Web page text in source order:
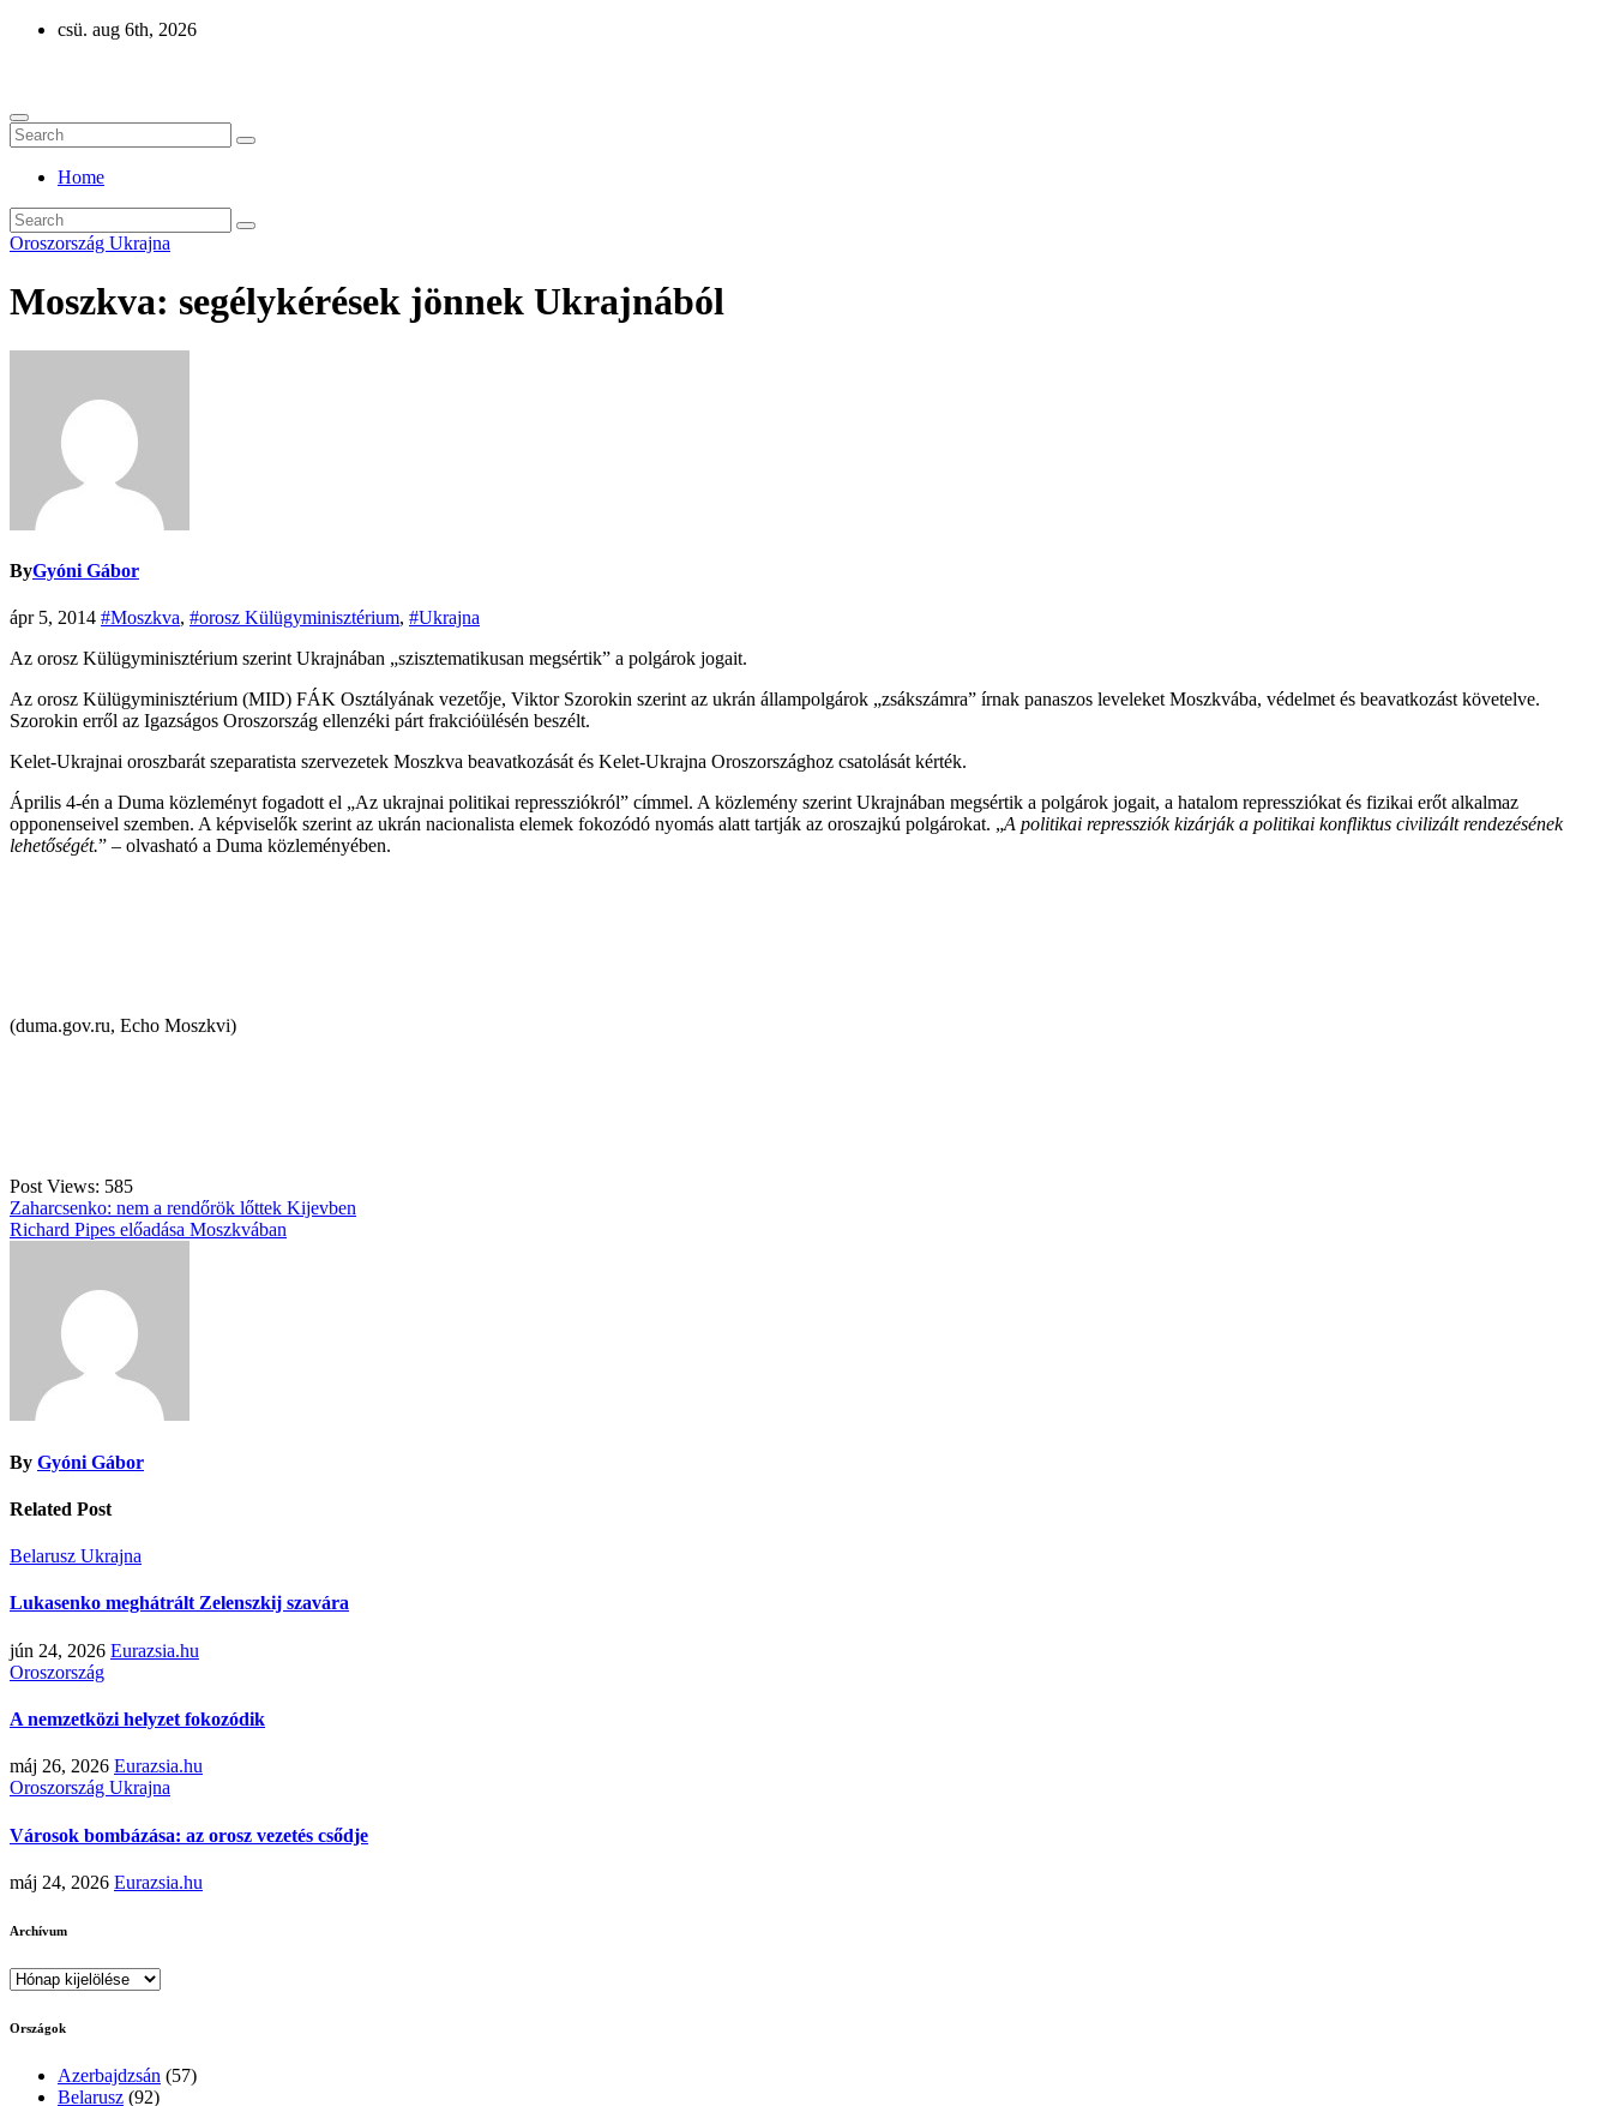
Skip
csü. aug 6th, 2026
Home
Oroszország Ukrajna
Moszkva: segélykérések jönnek Ukrajnából
ByGyóni Gábor
ápr 5, 2014 #Moszkva, #orosz Külügyminisztérium, #Ukrajna
Az orosz Külügyminisztérium szerint Ukrajnában „szisztematikusan megsértik” a polgárok jogait.
Az orosz Külügyminisztérium (MID) FÁK Osztályának vezetője, Viktor Szorokin szerint az ukrán állampolgárok „zsákszámra” írnak panaszos leveleket Moszkvába, védelmet és beavatkozást követelve.
Szorokin erről az Igazságos Oroszország ellenzéki párt frakcióülésén beszélt.
Kelet-Ukrajnai oroszbarát szeparatista szervezetek Moszkva beavatkozását és Kelet-Ukrajna Oroszországhoz csatolását kérték.
Április 4-én a Duma közleményt fogadott el „Az ukrajnai politikai repressziókról” címmel. A közlemény szerint Ukrajnában megsértik a polgárok jogait, a hatalom repressziókat és fizikai erőt alkalmaz
opponenseivel szemben. A képviselők szerint az ukrán nacionalista elemek fokozódó nyomás alatt tartják az oroszajkú polgárokat. „A politikai repressziók kizárják a politikai konfliktus civilizált rendezésének
lehetőségét.” – olvasható a Duma közleményében.
(duma.gov.ru, Echo Moszkvi)
Post Views: 585
Bejegyzés
navigáció
Zaharcsenko: nem a rendőrök lőttek Kijevben
Richard Pipes előadása Moszkvában
By Gyóni Gábor
Related Post
Belarusz Ukrajna
Lukasenko meghátrált Zelenszkij szavára
jún 24, 2026 Eurazsia.hu
Oroszország
A nemzetközi helyzet fokozódik
máj 26, 2026 Eurazsia.hu
Oroszország Ukrajna
Városok bombázása: az orosz vezetés csődje
máj 24, 2026 Eurazsia.hu
Archívum
Archívum
Országok
Azerbajdzsán (57)
Belarusz (92)